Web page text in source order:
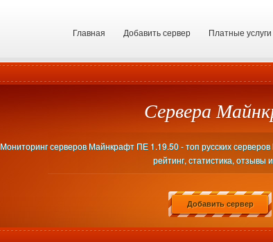
Главная Добавить сервер Платные услуги
Сервера
Мониторинг серверов Майнкрафт ПЕ 1.19.50 - топ русских
рейтинг, статистика, отзывы
Добавить сервер